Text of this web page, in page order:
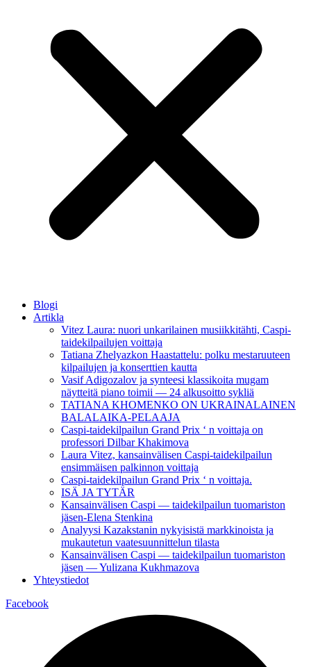
Blogi
Artikla
Vitez Laura: nuori unkarilainen musiikkitähti, Caspi-
taidekilpailujen voittaja
Tatiana Zhelyazkon Haastattelu: polku mestaruuteen
kilpailujen ja konserttien kautta
Vasif Adigozalov ja synteesi klassikoita mugam
näytteitä piano toimii — 24 alkusoitto sykliä
TATIANA KHOMENKO ON UKRAINALAINEN
BALALAIKA-PELAAJA
Caspi-taidekilpailun Grand Prix ‘ n voittaja on
professori Dilbar Khakimova
Laura Vitez, kansainvälisen Caspi-taidekilpailun
ensimmäisen palkinnon voittaja
Caspi-taidekilpailun Grand Prix ‘ n voittaja.
ISÄ JA TYTÄR
Kansainvälisen Caspi — taidekilpailun tuomariston
jäsen-Elena Stenkina
Analyysi Kazakstanin nykyisistä markkinoista ja
mukautetun vaatesuunnittelun tilasta
Kansainvälisen Caspi — taidekilpailun tuomariston
jäsen — Yulizana Kukhmazova
Yhteystiedot
Facebook